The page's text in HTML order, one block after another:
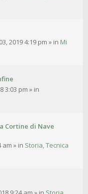
2019 4:19 pm » in Mi
3:03 pm » in
Cortine di Nave
am » in Storia, Tecnica